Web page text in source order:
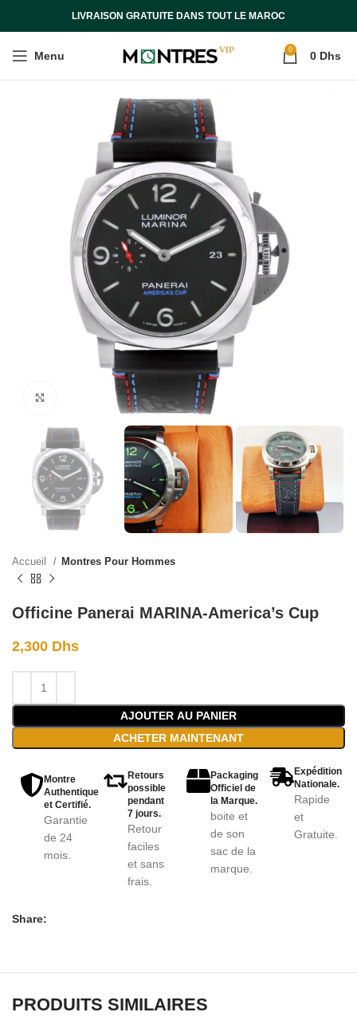
LIVRAISON GRATUITE DANS TOUT LE MAROC
Menu 0 0 Dhs
Click to enlarge
Accueil Montres Pour Hommes
Officine Panerai MARINA-America’s Cup
2,300 Dhs
AJOUTER AU PANIER
ACHETER MAINTENANT
Montre
Authentique
et Certifié.
Garantie
de 24
mois.
Retours
possible
pendant
7 jours.
Retour
faciles
et sans
frais.
Packaging
Officiel de
la Marque.
boite et
de son
sac de la
marque.
Expédition
Nationale.
Rapide
et
Gratuite.
Share:
PRODUITS SIMILAIRES